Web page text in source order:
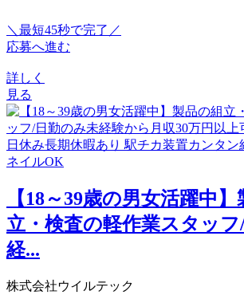
＼最短45秒で完了／
応募へ進む
詳しく
見る
【18～39歳の男女活躍中】
立・検査の軽作業スタッ
経...
株式会社ウイルテック